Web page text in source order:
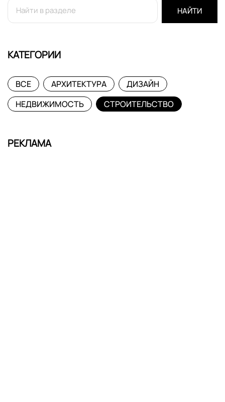
НАЙТИ
КАТЕГОРИИ
ВСЕ АРХИТЕКТУРА
ДИЗАЙН
НЕДВИЖИМОСТЬ
СТРОИТЕЛЬСТВО
РЕКЛАМА